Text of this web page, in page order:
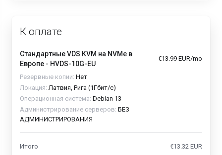
К оплате
Стандартные VDS KVM на NVMe в
Европе - HVDS-10G-EU
€13.99 EUR/mo
Резервные копии: Нет
Локация: Латвия, Рига (1Гбит/с)
Операционная система: Debian 13
Администрирование серверов: БЕЗ
АДМИНИСТРИРОВАНИЯ
Итого €13.32 EUR